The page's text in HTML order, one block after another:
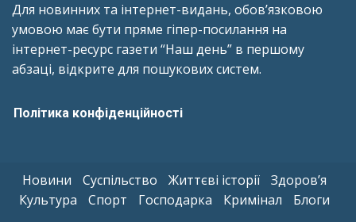
Для новинних та інтернет-видань, обов’язковою
умовою має бути пряме гіпер-посилання на
інтернет-ресурс газети “Наш день” в першому
абзаці, відкрите для пошукових систем.
Політика конфіденційності
Новини Суспільство Життєві історії
Здоров’я
Культура
Спорт Господарка Кримінал Блоги